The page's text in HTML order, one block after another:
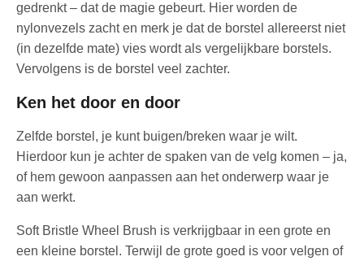
gedrenkt – dat de magie gebeurt. Hier worden de
nylonvezels zacht en merk je dat de borstel allereerst niet
(in dezelfde mate) vies wordt als vergelijkbare borstels.
Vervolgens is de borstel veel zachter.
Ken het door en door
Zelfde borstel, je kunt buigen/breken waar je wilt.
Hierdoor kun je achter de spaken van de velg komen – ja,
of hem gewoon aanpassen aan het onderwerp waar je
aan werkt.
Soft Bristle Wheel Brush is verkrijgbaar in een grote en
een kleine borstel. Terwijl de grote goed is voor velgen of